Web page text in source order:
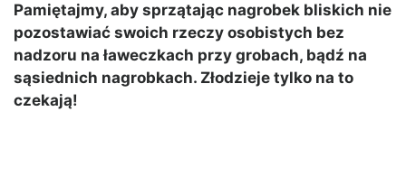
Pamiętajmy, aby sprzątając nagrobek bliskich nie
pozostawiać swoich rzeczy osobistych bez
nadzoru na ławeczkach przy grobach, bądź na
sąsiednich nagrobkach. Złodzieje tylko na to
czekają!